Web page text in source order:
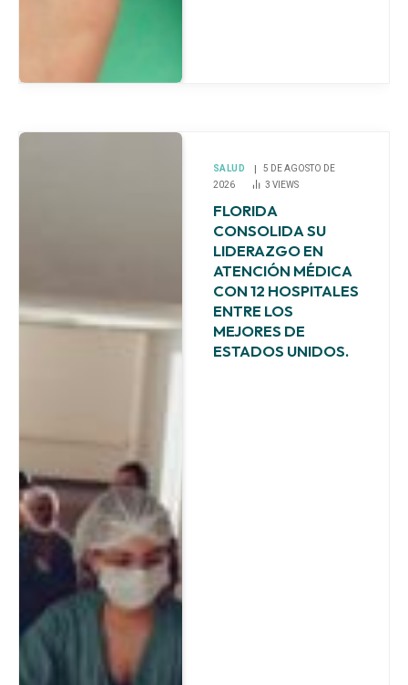
SALUD
5 DE AGOSTO DE
2026
3 VIEWS
FLORIDA
CONSOLIDA SU
LIDERAZGO EN
ATENCIÓN MÉDICA
CON 12 HOSPITALES
ENTRE LOS
MEJORES DE
ESTADOS UNIDOS.